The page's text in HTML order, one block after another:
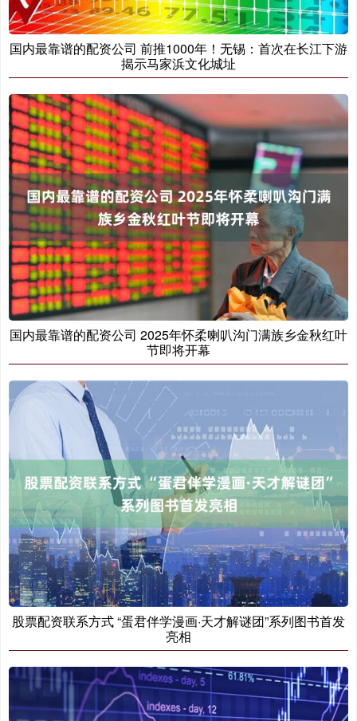
国内最靠谱的配资公司 前推1000年！无锡：首次在长江下游
揭示马家浜文化城址
国内最靠谱的配资公司 2025年怀柔喇叭沟门满族乡金秋红叶
节即将开幕
股票配资联系方式 “蛋君伴学漫画·天才解谜团”系列图书首发
亮相